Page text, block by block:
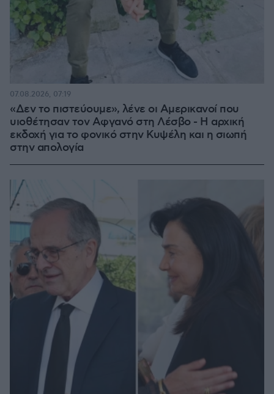
«Δεν το πιστεύουμε», λένε οι Αμερικανοί που
υιοθέτησαν τον Αφγανό στη Λέσβο - Η αρχική
εκδοχή για το φονικό στην Κυψέλη και η σιωπή
στην απολογία
07.08.2026, 07:19